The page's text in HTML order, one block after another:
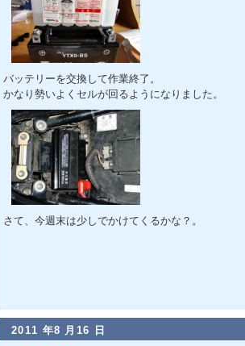
バッテリーを交換して作業終了。
かなり勢いよくセルが回るようになりました。
さて、今週末は少しでかけてくるかな？。
2011 年8 月16 日